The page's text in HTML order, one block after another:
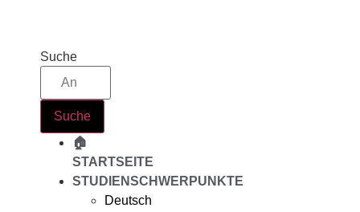
Suche
Suche
🏠
STARTSEITE
STUDIENSCHWERPUNKTE
Deutsch